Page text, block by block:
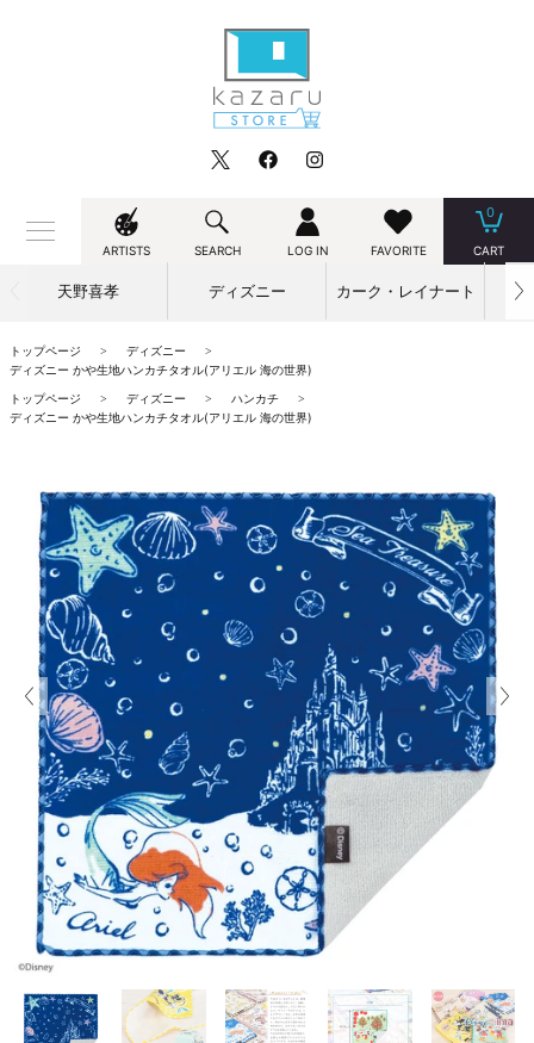
ARTISTS SEARCH LOG IN FAVORITE
0
CART
天野喜孝 ディズニー カーク・レイナート
トップページ
ディズニー
ディズニー かや生地ハンカチタオル(アリエル 海の世界)
トップページ
ディズニー
ハンカチ
ディズニー かや生地ハンカチタオル(アリエル 海の世界)